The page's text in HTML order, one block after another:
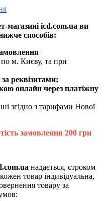
магазині icd.com.ua ви
способів:
м. Києву, та при
реквізитами;
онлайн через платіжну
згідно з тарифами Нової
замовлення 200 грн
надається, строком
товар індивідуальна,
товару за